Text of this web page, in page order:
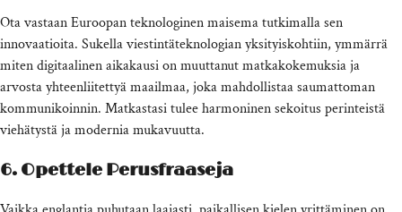
Ota vastaan Euroopan teknologinen maisema tutkimalla sen
innovaatioita. Sukella viestintäteknologian yksityiskohtiin, ymmärrä
miten digitaalinen aikakausi on muuttanut matkakokemuksia ja
arvosta yhteenliitettyä maailmaa, joka mahdollistaa saumattoman
kommunikoinnin. Matkastasi tulee harmoninen sekoitus perinteistä
viehätystä ja modernia mukavuutta.
6. Opettele Perusfraaseja